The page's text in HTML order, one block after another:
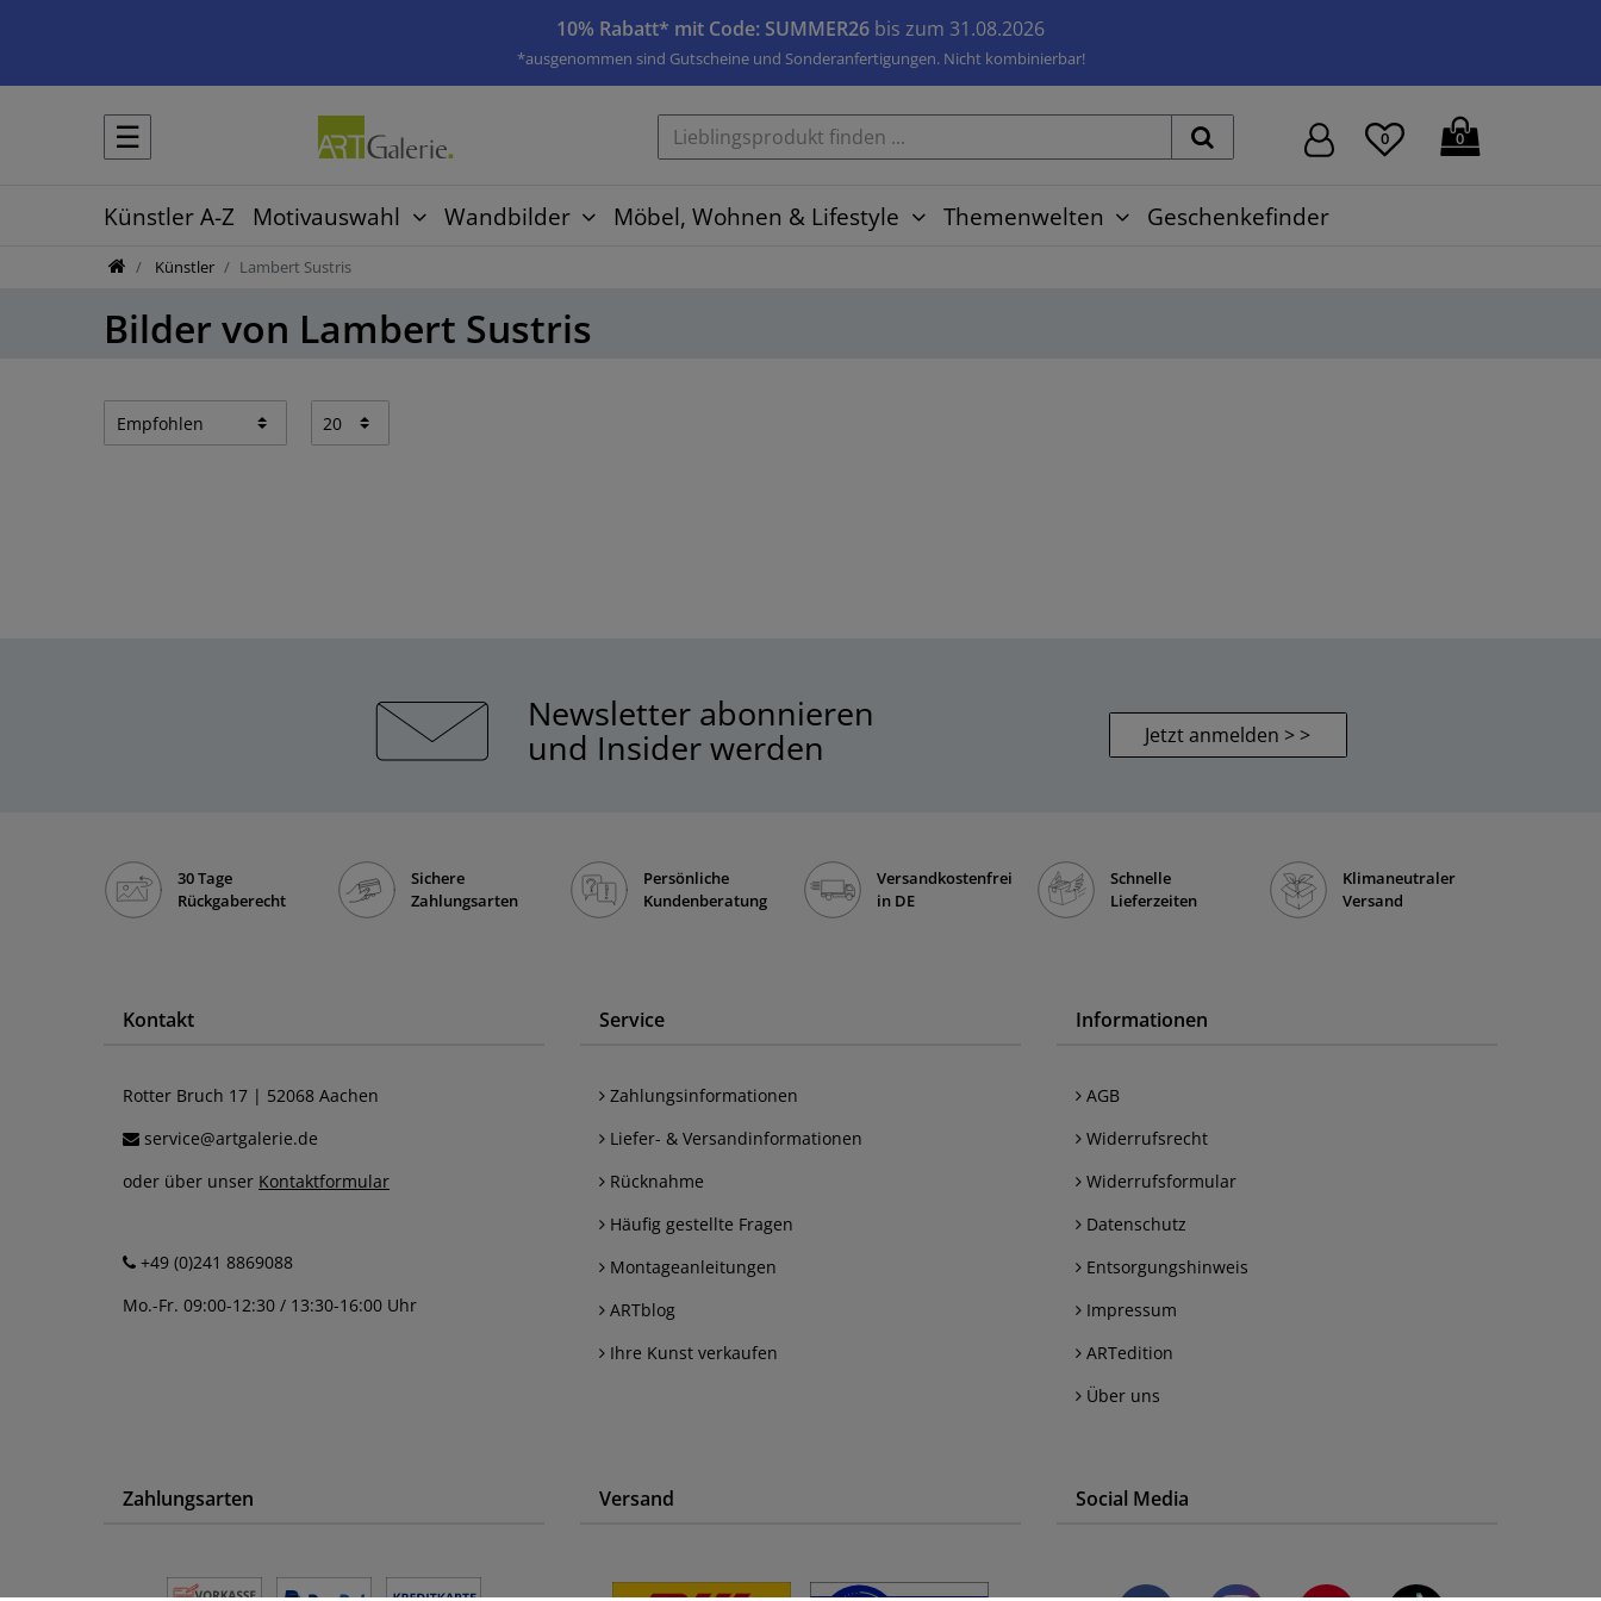
10% Rabatt* mit Code: SUMMER26 bis zum 31.08.2026
*ausgenommen sind Gutscheine und Sonderanfertigungen. Nicht kombinierbar!
☰ 0 0
Künstler A-Z Motivauswahl Wandbilder Möbel, Wohnen & Lifestyle Themenwelten Geschenkefinder
Künstler Lambert Sustris
Bilder von Lambert Sustris
Newsletter abonnieren
und Insider werden Jetzt anmelden > >
30 Tage
Rückgaberecht
Sichere
Zahlungsarten
Persönliche
Kundenberatung
Versandkostenfrei
in DE
Schnelle
Lieferzeiten
Klimaneutraler
Versand
Kontakt
Rotter Bruch 17 | 52068 Aachen
service@artgalerie.de
oder über unser Kontaktformular
+49 (0)241 8869088
Mo.-Fr. 09:00-12:30 / 13:30-16:00 Uhr
Service
Zahlungsinformationen
Liefer- & Versandinformationen
Rücknahme
Häufig gestellte Fragen
Montageanleitungen
ARTblog
Ihre Kunst verkaufen
Informationen
AGB
Widerrufsrecht
Widerrufsformular
Datenschutz
Entsorgungshinweis
Impressum
ARTedition
Über uns
Zahlungsarten Versand Social Media